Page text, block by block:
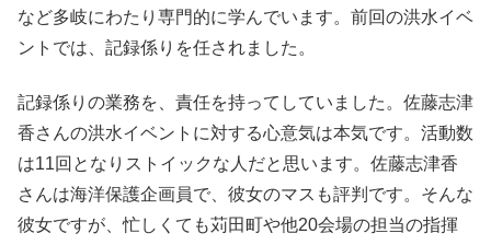
など多岐にわたり専門的に学んでいます。前回の洪水イベ
ントでは、記録係りを任されました。
記録係りの業務を、責任を持ってしていました。佐藤志津
香さんの洪水イベントに対する心意気は本気です。活動数
は11回となりストイックな人だと思います。佐藤志津香
さんは海洋保護企画員で、彼女のマスも評判です。そんな
彼女ですが、忙しくても苅田町や他20会場の担当の指揮